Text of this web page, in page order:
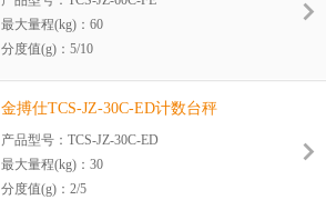
码可选配蓝牙2.0或4.0传输距离远、USB、继
电器、RELAY、RS-232（含RTC）
最大量程(kg)：60
分度值(g)：5/10
打印机配置：微型打印机、热敏标签打印机
码可选配蓝牙2.0或4.0传输距离远、USB、继
电器、RELAY、RS-232（含RTC）
金搏仕TCS-JZ-30C-ED计数台秤
产品型号：TCS-JZ-30C-ED
最大量程(kg)：30
分度值(g)：2/5